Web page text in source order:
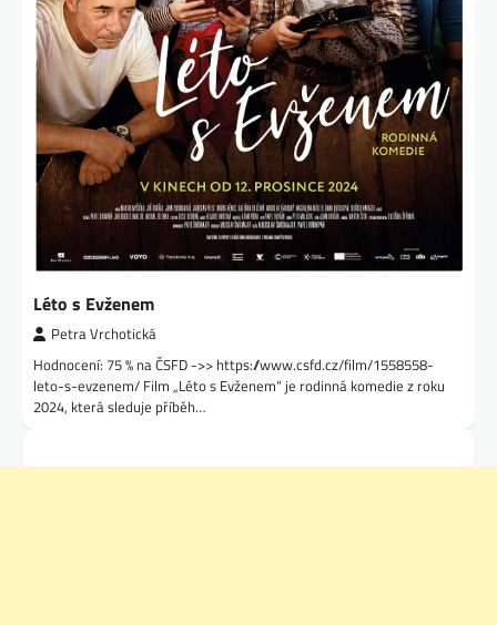
Léto s Evženem
Petra Vrchotická
Hodnocení: 75 % na ČSFD ->> https://www.csfd.cz/film/1558558-
leto-s-evzenem/ Film „Léto s Evženem“ je rodinná komedie z roku
2024, která sleduje příběh…